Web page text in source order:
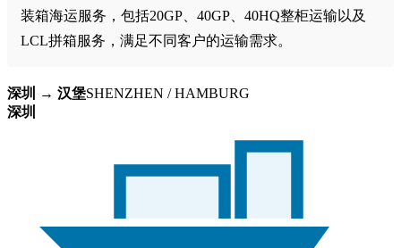
装箱海运服务，包括20GP、40GP、40HQ整柜运输以及
LCL拼箱服务，满足不同客户的运输需求。
深圳 → 汉堡SHENZHEN / HAMBURG
深圳